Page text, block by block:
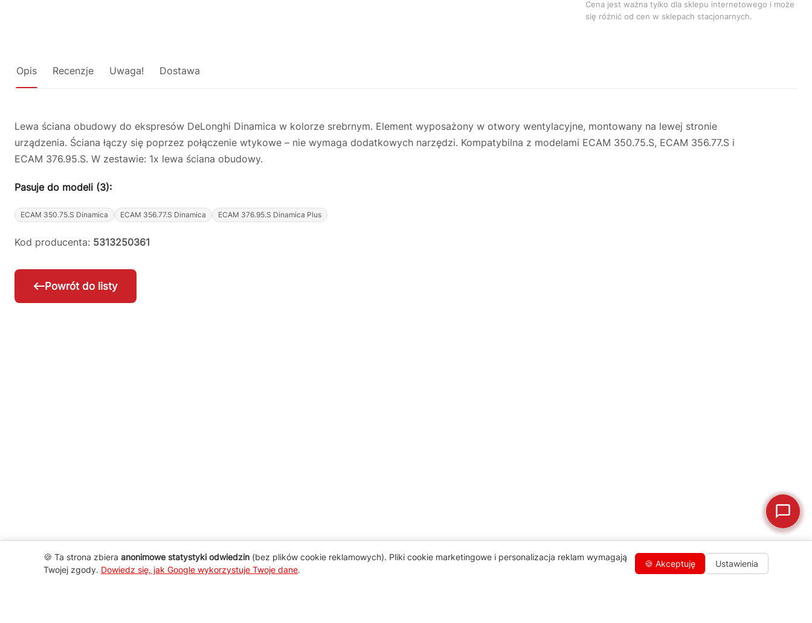
Cena jest ważna tylko dla sklepu internetowego i może
się różnić od cen w sklepach stacjonarnych.
Opis Recenzje Uwaga! Dostawa
Lewa ściana obudowy do ekspresów DeLonghi Dinamica w kolorze srebrnym. Element wyposażony w otwory wentylacyjne, montowany na lewej stronie
urządzenia. Ściana łączy się poprzez połączenie wtykowe – nie wymaga dodatkowych narzędzi. Kompatybilna z modelami ECAM 350.75.S, ECAM 356.77.S i
ECAM 376.95.S. W zestawie: 1x lewa ściana obudowy.
Pasuje do modeli (3):
ECAM 350.75.S Dinamica ECAM 356.77.S Dinamica ECAM 376.95.S Dinamica Plus
Kod producenta: 5313250361
Powrót do listy
🍪 Ta strona zbiera anonimowe statystyki odwiedzin (bez plików cookie reklamowych). Pliki cookie marketingowe i personalizacja reklam wymagają
Twojej zgody. Dowiedz się, jak Google wykorzystuje Twoje dane.
🍪 Akceptuję Ustawienia